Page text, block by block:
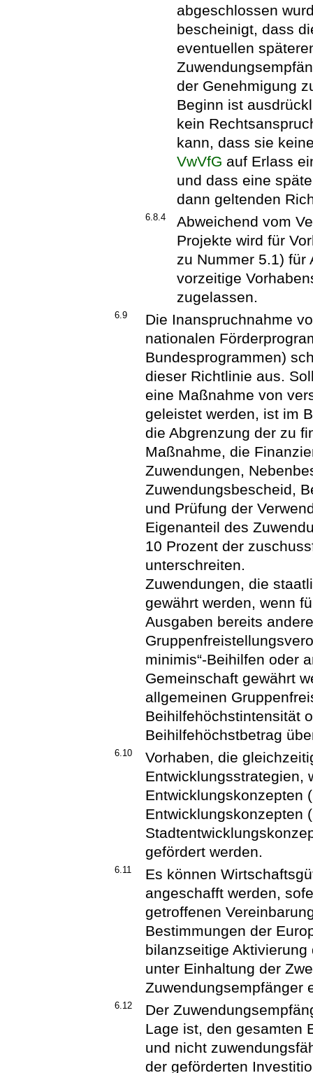
abgeschlossen
bescheinigt, dass
eventuellen
der Genehmigung
Beginn ist
kein
kann, dass sie
VwVfG auf Erlass
und dass eine
dann geltenden
6.8.4
Abweichend vom
Projekte wird für
zu Nummer 5.1) für
vorzeitige
zugelassen.
6.9
Die Inanspruchnahme
nationalen
Bundesprogrammen)
dieser Richtlinie aus.
eine Maßnahme von
geleistet werden, ist im
die Abgrenzung der zu
Maßnahme, die
Zuwendungen,
Zuwendungsbescheid,
und Prüfung der
Eigenanteil des
10 Prozent der
unterschreiten.
Zuwendungen, die
gewährt werden, wenn
Ausgaben bereits
minimis“-Beihilfen oder
Gemeinschaft gewährt
allgemeinen
Beihilfehöchstintensität
Beihilfehöchstbetrag
6.10
Vorhaben, die
Entwicklungsstrategien,
Entwicklungskonzepten
Entwicklungskonzepten
gefördert werden.
6.11
Es können
angeschafft werden,
getroffenen
Bestimmungen der
bilanzseitige
unter Einhaltung der
Zuwendungsempfänger
6.12
Der
Lage ist, den gesamten
und nicht
der geförderten